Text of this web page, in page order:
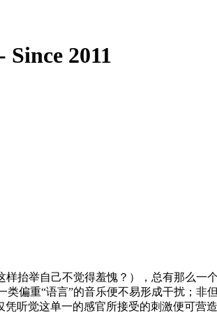
2011
抬举自己不觉得羞愧？），总有那么一
偏重“语言”的音乐便不易形成干扰；非
听觉这单一的感官所接受的刺激便可营